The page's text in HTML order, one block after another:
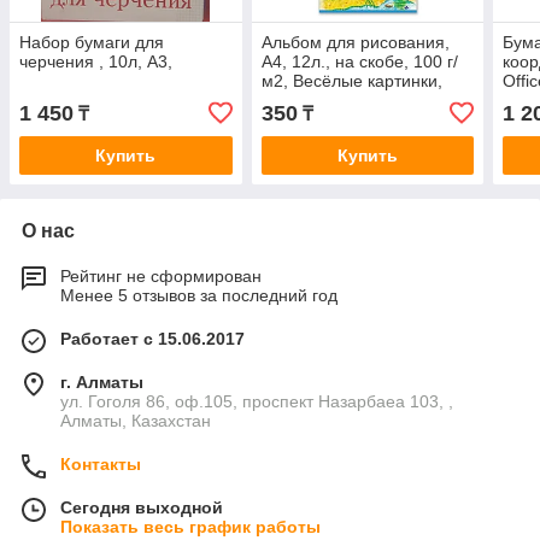
Набор бумаги для
черчения , 10л, А3,
1 450 ₸
Купить
Альбом для рисования,
А4, 12л., на скобе, 100 г/
м2, Весёлые картинки,
350₸
Купить
1
О нас
Рейтинг не сформирован
Менее 5 отзывов за последний год
Работает с 15.06.2017
г. Алматы
ул. Гоголя 86, оф.105, проспект Назарбаеа 103, ,
Алматы, Казахстан
Контакты
Сегодня выходной
Показать весь график работы